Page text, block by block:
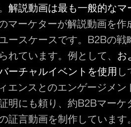
解説動画は最も一般的な
マーケターが解説動画を
ースケースです。B2Bの
れています。例として、 お
ーチャルイベントを使用
エンスとのエンゲージメ
明にも頼り、約B2Bマー
証言動画を制作していま